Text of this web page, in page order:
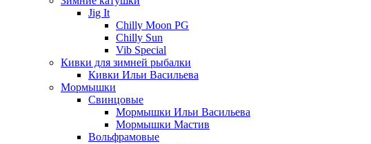
Jig It
Chilly Moon PG
Chilly Sun
Vib Special
Кивки для зимней рыбалки
Кивки Ильи Васильева
Мормышки
Свинцовые
Мормышки Ильи Васильева
Мормышки Мастив
Вольфрамовые